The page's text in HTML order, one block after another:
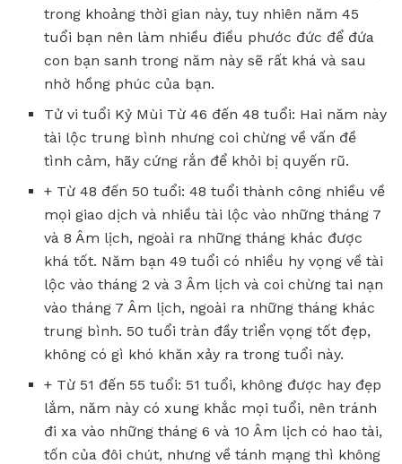
trong khoảng thời gian này, tuy nhiên năm 45
tuổi bạn nên làm nhiều điều phước đức để đứa
con bạn sanh trong năm này sẽ rất khá và sau
nhờ hồng phúc của bạn.
Tử vi tuổi Kỷ Mùi Từ 46 đến 48 tuổi: Hai năm này
tài lộc trung bình nhưng coi chừng về vấn đề
tình cảm, hãy cứng rắn để khỏi bị quyến rũ.
+ Từ 48 đến 50 tuổi: 48 tuổi thành công nhiều về
mọi giao dịch và nhiều tài lộc vào những tháng 7
và 8 Âm lịch, ngoài ra những tháng khác được
khá tốt. Năm bạn 49 tuổi có nhiều hy vọng về tài
lộc vào tháng 2 và 3 Âm lịch và coi chừng tai nạn
vào tháng 7 Âm lịch, ngoài ra những tháng khác
trung bình. 50 tuổi tràn đầy triển vọng tốt đẹp,
không có gì khó khăn xảy ra trong tuổi này.
+ Từ 51 đến 55 tuổi: 51 tuổi, không được hay đẹp
lắm, năm này có xung khắc mọi tuổi, nên tránh
đi xa vào những tháng 6 và 10 Âm lịch có hao tài,
tốn của đôi chút, nhưng về tánh mạng thì không